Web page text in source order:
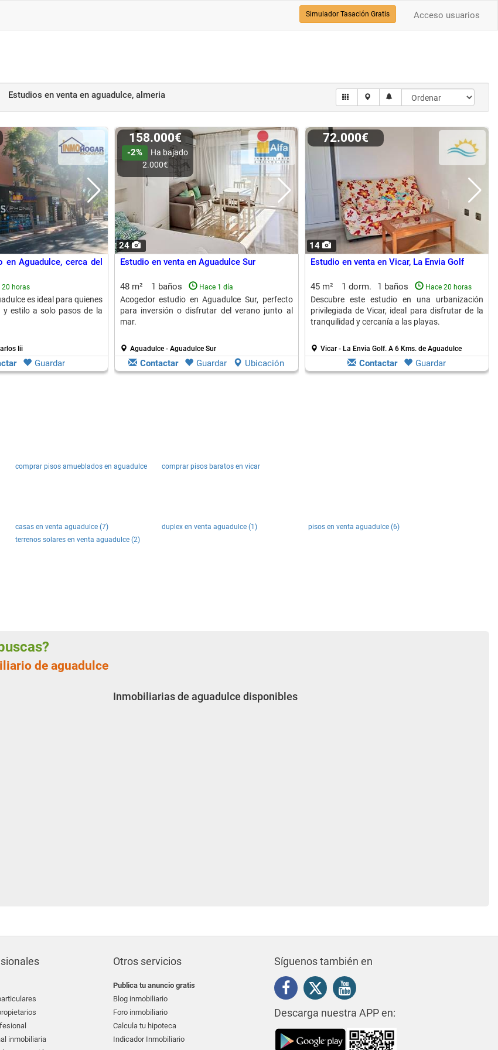
Acceso usuarios
Simulador Tasación Gratis
Estudios en venta en aguadulce, almeria
en Aguadulce, cerca del
20 horas
es ideal para quienes
y estilo a solo pasos de la
Iii
Guardar
24
158.000€
-2%
Ha bajado
2.000€
Estudio en venta en Aguadulce Sur
48 m² 1 baños Hace 1 día
Acogedor estudio en Aguadulce Sur, perfecto
para inversión o disfrutar del verano junto al
mar.
Aguadulce - Aguadulce Sur
Contactar Guardar Ubicación
14
72.000€
Estudio en venta en Vicar, La Envia Golf
45 m² 1 dorm. 1 baños Hace 20 horas
Descubre este estudio en una urbanización
privilegiada de Vicar, ideal para disfrutar de la
tranquilidad y cercanía a las playas.
Vicar - La Envia Golf. A 6 Kms. de Aguadulce
Contactar Guardar
comprar pisos amueblados en aguadulce comprar pisos baratos en vicar
casas en venta aguadulce (7) duplex en venta aguadulce (1)
pisos en venta aguadulce (6)
terrenos solares en venta aguadulce (2)
de aguadulce
Inmobiliarias de aguadulce disponibles
inmobiliaria
Otros servicios
Publica tu anuncio gratis
Blog inmobiliario
Foro inmobiliario
Calcula tu hipoteca
Indicador Inmobiliario
Síguenos también en
Descarga nuestra APP en: